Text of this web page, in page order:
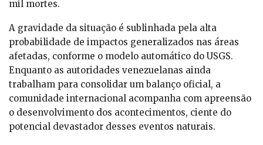
mil mortes.
A gravidade da situação é sublinhada pela alta
probabilidade de impactos generalizados nas áreas
afetadas, conforme o modelo automático do USGS.
Enquanto as autoridades venezuelanas ainda
trabalham para consolidar um balanço oficial, a
comunidade internacional acompanha com apreensão
o desenvolvimento dos acontecimentos, ciente do
potencial devastador desses eventos naturais.